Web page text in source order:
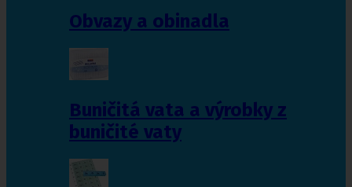
Obvazy a obinadla
Buničitá vata a výrobky z
buničité vaty